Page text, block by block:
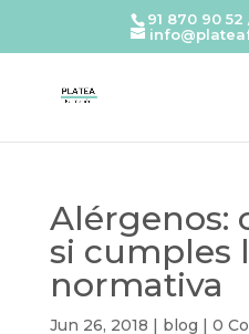
91 870 90
Alérgenos:
si cumples
normativa
Jun 26, 2018 | blog | 0